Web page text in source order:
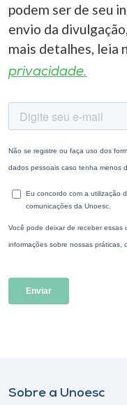
podem ser de seu
envio da
mais detalhes, leia
privacidade.
Sobre a Unoesc